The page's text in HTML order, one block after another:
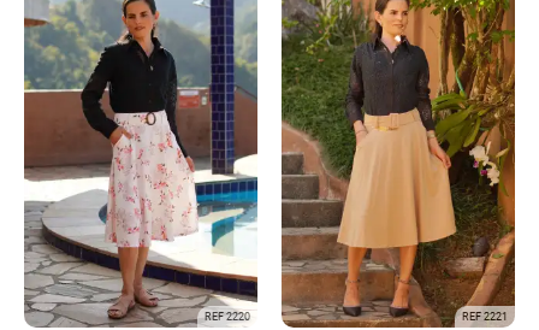
REF 2220 REF 2221